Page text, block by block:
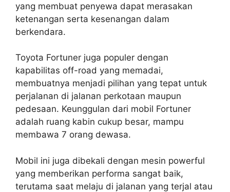
yang membuat penyewa dapat merasakan
ketenangan serta kesenangan dalam
berkendara.
Toyota Fortuner juga populer dengan
kapabilitas off-road yang memadai,
membuatnya menjadi pilihan yang tepat untuk
perjalanan di jalanan perkotaan maupun
pedesaan. Keunggulan dari mobil Fortuner
adalah ruang kabin cukup besar, mampu
membawa 7 orang dewasa.
Mobil ini juga dibekali dengan mesin powerful
yang memberikan performa sangat baik,
terutama saat melaju di jalanan yang terjal atau